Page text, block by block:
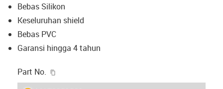
Bebas Silikon
Keseluruhan shield
Bebas PVC
Garansi hingga 4 tahun
Part No.